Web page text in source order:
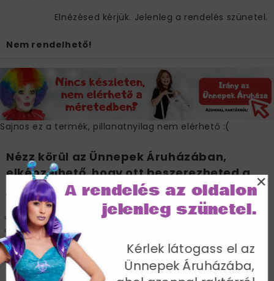
Elnézésed kérjük. Jelenleg a rendelés szünetel.
Nem rendelhető!
Sajnos ez a termék, pillanatnyilag nem elérhető :(
Nézz körül az Ünnepek Áruházában,
elképzelhető, hogy ott beszerezheted a
jelmezt.
Azonnal, raktárról!
Akár már másnapi kiszállítással :)
IRÁNY AZ ÜNNEPEK ÁRUHÁZA >>
Kérlek látogass el az
Ünnepek Áruházába,
A rendelés az oldalon
jelenleg szünetel.
×